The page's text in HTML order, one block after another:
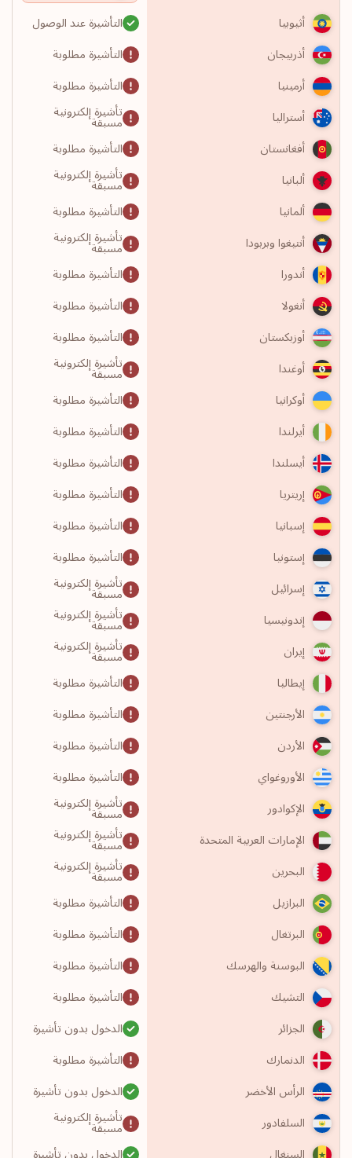
أثيوبيا
التأشيرة عند الوصول
أذربيجان
التأشيرة مطلوبة
أرمينيا
التأشيرة مطلوبة
أستراليا
تأشيرة إلكترونية
مسبقة
أفغانستان
التأشيرة مطلوبة
ألبانيا
تأشيرة إلكترونية
مسبقة
ألمانيا
التأشيرة مطلوبة
أنتيغوا وبربودا
تأشيرة إلكترونية
مسبقة
أندورا
التأشيرة مطلوبة
أنغولا
التأشيرة مطلوبة
أوزبكستان
التأشيرة مطلوبة
أوغندا
تأشيرة إلكترونية
مسبقة
أوكرانيا
التأشيرة مطلوبة
أيرلندا
التأشيرة مطلوبة
أيسلندا
التأشيرة مطلوبة
إريتريا
التأشيرة مطلوبة
إسبانيا
التأشيرة مطلوبة
إستونيا
التأشيرة مطلوبة
إسرائيل
تأشيرة إلكترونية
مسبقة
إندونيسيا
تأشيرة إلكترونية
مسبقة
إيران
تأشيرة إلكترونية
مسبقة
إيطاليا
التأشيرة مطلوبة
الأرجنتين
التأشيرة مطلوبة
الأردن
التأشيرة مطلوبة
الأوروغواي
التأشيرة مطلوبة
الإكوادور
تأشيرة إلكترونية
مسبقة
الإمارات العربية المتحدة
تأشيرة إلكترونية
مسبقة
البحرين
تأشيرة إلكترونية
مسبقة
البرازيل
التأشيرة مطلوبة
البرتغال
التأشيرة مطلوبة
البوسنة والهرسك
التأشيرة مطلوبة
التشيك
التأشيرة مطلوبة
الجزائر
الدخول بدون تأشيرة
الدنمارك
التأشيرة مطلوبة
الرأس الأخضر
الدخول بدون تأشيرة
السلفادور
تأشيرة إلكترونية
مسبقة